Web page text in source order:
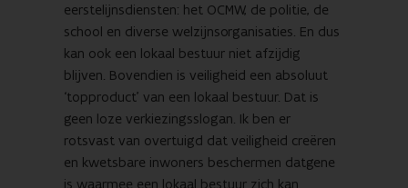
eerstelijnsdiensten: het OCMW, de politie, de
school en diverse welzijnsorganisaties. En dus
kan ook een lokaal bestuur niet afzijdig
blijven. Bovendien is veiligheid een absoluut
‘topproduct’ van een lokaal bestuur. Dat is
geen loze verkiezingsslogan. Ik ben er
rotsvast van overtuigd dat veiligheid creëren
en kwetsbare inwoners beschermen datgene
is waarmee een lokaal bestuur zich kan